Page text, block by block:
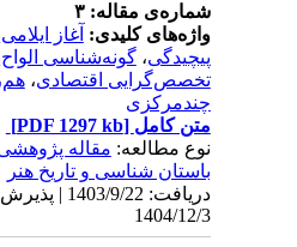
شماره‌ی مقاله: ۳
واژه‌های کلیدی:آغاز ایلامی،
پیچیدگی،گونه‌شناسی الواح ،
تخصص‌گرایی اقتصادی،
چندمرکزی
متن کامل[PDF 1297 kb]
نوع مطالعه:مقاله پژوهشی|
باستان شناسی و تاریخ هنر
1404/12/3